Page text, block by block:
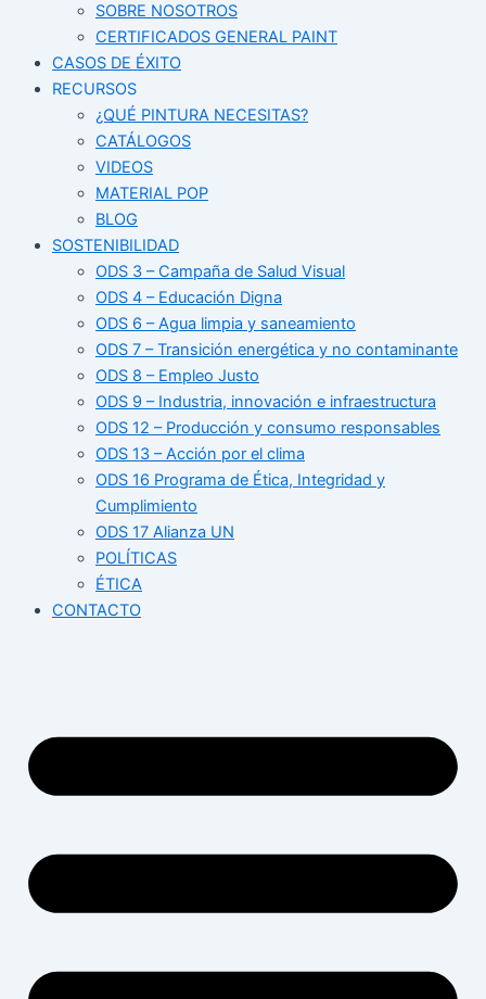
SOBRE NOSOTROS
CERTIFICADOS GENERAL PAINT
CASOS DE ÉXITO
RECURSOS
¿QUÉ PINTURA NECESITAS?
CATÁLOGOS
VIDEOS
MATERIAL POP
BLOG
SOSTENIBILIDAD
ODS 3 – Campaña de Salud Visual
ODS 4 – Educación Digna
ODS 6 – Agua limpia y saneamiento
ODS 7 – Transición energética y no contaminante
ODS 8 – Empleo Justo
ODS 9 – Industria, innovación e infraestructura
ODS 12 – Producción y consumo responsables
ODS 13 – Acción por el clima
ODS 16 Programa de Ética, Integridad y
Cumplimiento
ODS 17 Alianza UN
POLÍTICAS
ÉTICA
CONTACTO